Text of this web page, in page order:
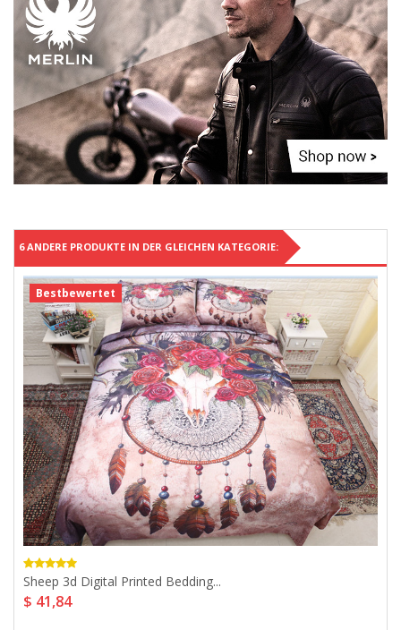
6 ANDERE PRODUKTE IN DER GLEICHEN KATEGORIE:
Bestbewertet
Sheep 3d Digital Printed Bedding...
$ 41,84